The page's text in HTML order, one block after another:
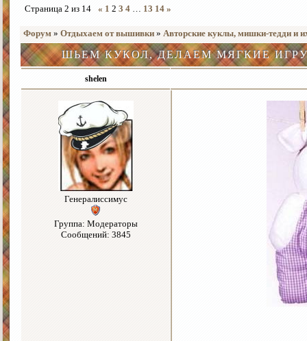
Страница 2 из 14 « 1 2 3 4 … 13 14 »
Форум » Отдыхаем от вышивки » Авторские куклы, мишки-тедди и
ШЬЕМ КУКОЛ, ДЕЛАЕМ МЯГКИЕ
shelen
Генералиссимус
Группа: Модераторы
Сообщений: 3845